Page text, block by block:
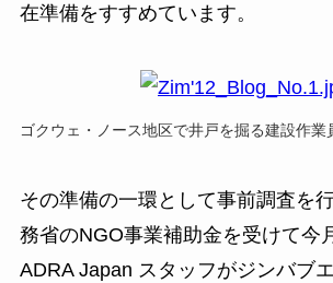
在準備をすすめています。
ゴクウェ・ノース地区で井戸を掘る建設作業
その準備の一環として事前調査を
務省のNGO事業補助金を受けて今
ADRA Japan スタッフがジンバブ